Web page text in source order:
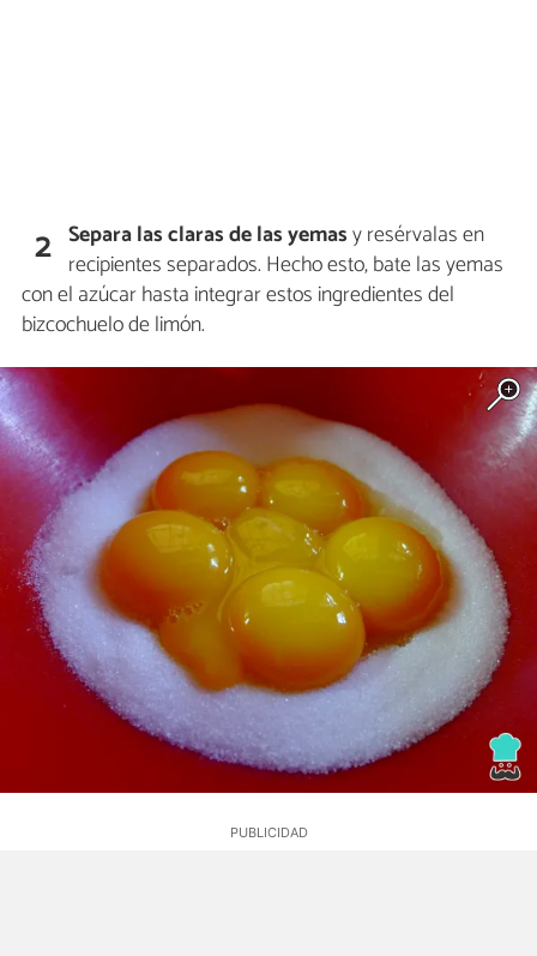
2 Separa las claras de las yemasy resérvalas en
recipientes separados. Hecho esto, bate las yemas
con el azúcar hasta integrar estos ingredientes del
bizcochuelo de limón.